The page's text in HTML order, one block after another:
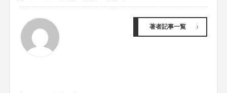
著者記事一覧